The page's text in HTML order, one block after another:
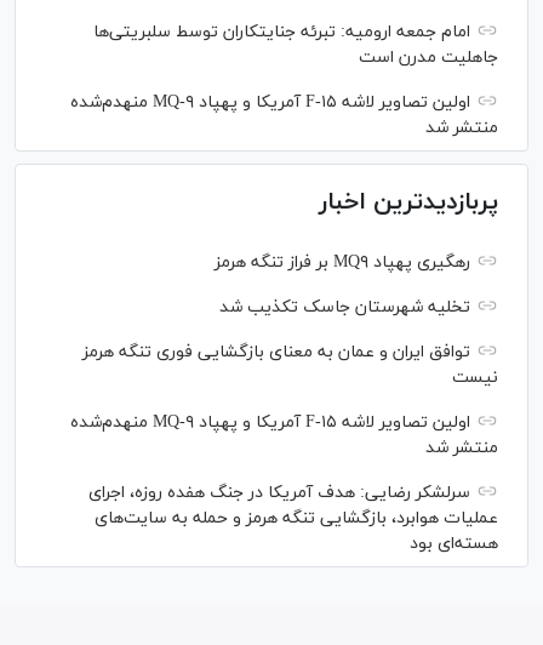
امام جمعه ارومیه: تبرئه جنایتکاران توسط سلبریتی‌ها
جاهلیت مدرن است
اولین تصاویر لاشه F-۱۵ آمریکا و پهپاد MQ-۹ منهدم‌شده
منتشر شد
پربازدیدترین اخبار
رهگیری پهپاد MQ۹ بر فراز تنگه هرمز
تخلیه شهرستان جاسک تکذیب شد
توافق ایران و عمان به معنای بازگشایی فوری تنگه هرمز
نیست
اولین تصاویر لاشه F-۱۵ آمریکا و پهپاد MQ-۹ منهدم‌شده
منتشر شد
سرلشکر رضایی: هدف آمریکا در جنگ هفده روزه، اجرای
عملیات هوابرد، بازگشایی تنگه هرمز و حمله به سایت‌های
هسته‌ای بود